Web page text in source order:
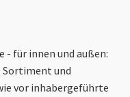
- für innen und außen:
Sortiment und
vor inhabergeführte